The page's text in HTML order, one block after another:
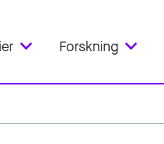
Forskning